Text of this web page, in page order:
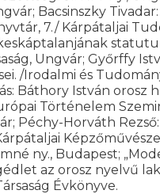
Bacsinszky
7./ Kárpátaljai
Ungvár; Győrffy
/Irodalmi és
Báthory István orosz
Történelem
Péchy-Horváth
ny., Budapest;
az orosz nyelvű
Évkönyve.